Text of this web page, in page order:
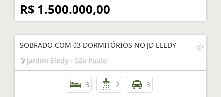
R$ 1.500.000,00
SOBRADO COM 03 DORMITÓRIOS NO JD ELEDY
Jardim Eledy - São Paulo
3 2 3